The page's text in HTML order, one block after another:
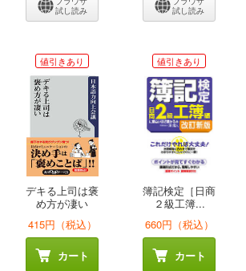
試し読み
試し読み
値引きあり
デキる上司は褒
め方が凄い
415円（税込）
カート
値引きあり
簿記検定［日商
２級工簿...
660円（税込）
カート